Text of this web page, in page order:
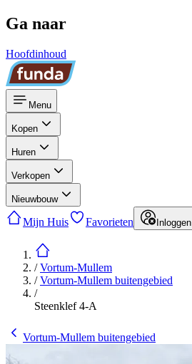
Ga naar
Hoofdinhoud
Menu
Kopen
Huren
Verkopen
Nieuwbouw
Mijn Huis Favorieten Inloggen
/Vortum-Mullem
/Vortum-Mullem buitengebied
/
Steenklef 4-A
Vortum-Mullem buitengebied